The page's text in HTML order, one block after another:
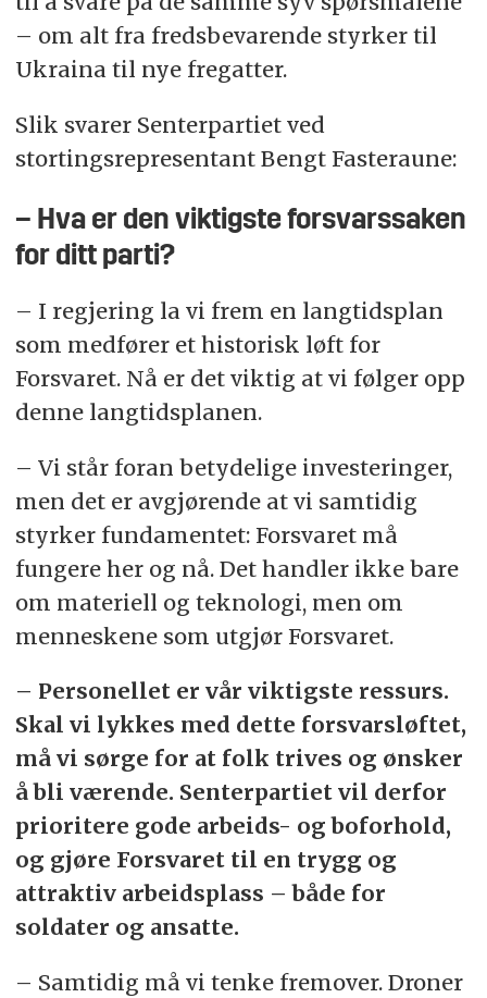
– om alt fra fredsbevarende styrker til
Ukraina til nye fregatter.
Slik svarer Senterpartiet ved
stortingsrepresentant Bengt Fasteraune:
– Hva er den viktigste forsvarssaken
for ditt parti?
– I regjering la vi frem en langtidsplan
som medfører et historisk løft for
Forsvaret. Nå er det viktig at vi følger opp
denne langtidsplanen.
– Vi står foran betydelige investeringer,
men det er avgjørende at vi samtidig
styrker fundamentet: Forsvaret må
fungere her og nå. Det handler ikke bare
om materiell og teknologi, men om
menneskene som utgjør Forsvaret.
– Personellet er vår viktigste ressurs.
Skal vi lykkes med dette forsvarsløftet,
må vi sørge for at folk trives og ønsker
å bli værende. Senterpartiet vil derfor
prioritere gode arbeids- og boforhold,
og gjøre Forsvaret til en trygg og
attraktiv arbeidsplass – både for
soldater og ansatte.
– Samtidig må vi tenke fremover. Droner